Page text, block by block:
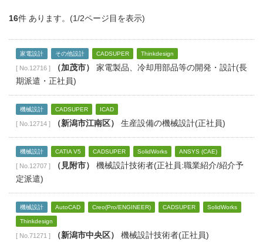
16件 あります。(1/2ページ目を表示)
家電設計 その他設計 CADSUPER Thinkdesign
[ No.12716 ] （加茂市）
家電製品、冷却用部品等の開発・設計(長
期派遣・正社員)
機械設計 CADSUPER ICAD
[ No.12714 ] （新潟市江南区） 生産設備の機械設計(正社員)
機械設計 CATIA V5 CADSUPER SolidWorks ANSYS (CAE)
[ No.12707 ] （見附市）
機械設計技術者(正社員:職業紹介/紹介予
定派遣)
機械設計 AutoCAD Creo(Pro/ENGINEER) CADSUPER SolidWorks
Thinkdesign
[ No.71271 ] （新潟市中央区） 機械設計技術者(正社員)